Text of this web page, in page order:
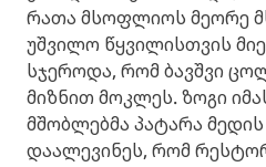
რათა მსოფლიოს მეორე
უშვილო წყვილისთვის
სჯეროდა, რომ ბავშვი
მიზნით მოკლეს. ზოგი
მშობლებმა პატარა მედის
დაალევინეს, რომ